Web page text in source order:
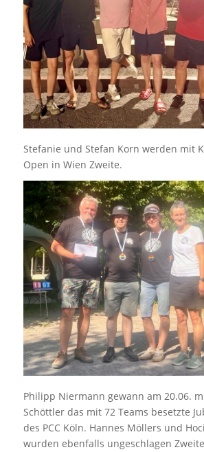
Stefanie und Stefan Korn werden mit
Open in Wien Zweite.
Philipp Niermann gewann am 20.06.
Schöttler das mit 72 Teams besetzte
des PCC Köln. Hannes Möllers und
wurden ebenfalls ungeschlagen